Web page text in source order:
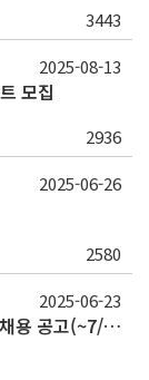
3443
모집
2936
2025-08-13
2580
2025-06-26
2025. 9. 1.자 생활과학대학 의류학과 조교 채용 공고(~7/11)
2025-06-23